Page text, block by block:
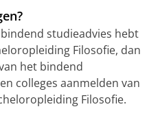
studieadvies hebt
Filosofie, dan
het bindend
colleges aanmelden van
Filosofie.